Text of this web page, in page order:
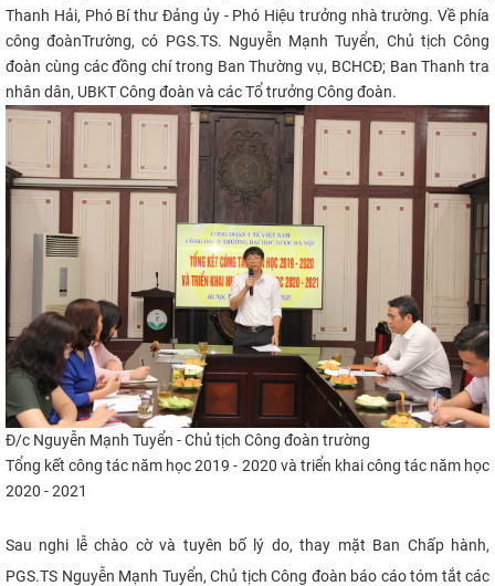
HTQT
CỰU NGƯỜI HỌC
Thanh Hải, Phó Bí thư Đảng ủy - Phó Hiệu trưởng nhà trường. Về phía
công đoànTrường, có PGS.TS. Nguyễn Mạnh Tuyển, Chủ tịch Công
đoàn cùng các đồng chí trong Ban Thường vụ, BCHCĐ; Ban Thanh tra
nhân dân, UBKT Công đoàn và các Tổ trưởng Công đoàn.
Đ/c Nguyễn Mạnh Tuyển - Chủ tịch Công đoàn trường
Tổng kết công tác năm học 2019 - 2020 và triển khai công tác năm học
2020 - 2021
Sau nghi lễ chào cờ và tuyên bố lý do, thay mặt Ban Chấp hành,
PGS.TS Nguyễn Mạnh Tuyển, Chủ tịch Công đoàn báo cáo tóm tắt các